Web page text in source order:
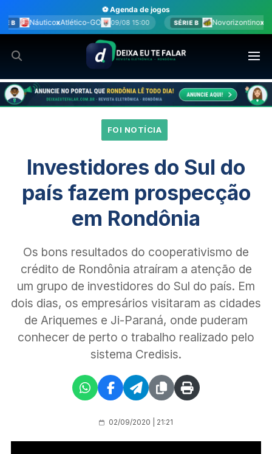
para
o
conteúdo
⚽ Agenda de jogos
GO
09/08 15:00 SÉRIE B NovorizontinoxJuventude 09/08 15:00
FOI NOTÍCIA
Investidores do Sul do
país fazem prospecção
em Rondônia
Os bons resultados do cooperativismo de
crédito de Rondônia atraíram a atenção de
um grupo de investidores do Sul do país. Em
dois dias, os empresários visitaram as cidades
de Ariquemes e Ji-Paraná, onde puderam
conhecer de perto o trabalho realizado pelo
sistema Credisis.
02/09/2020 | 21:21